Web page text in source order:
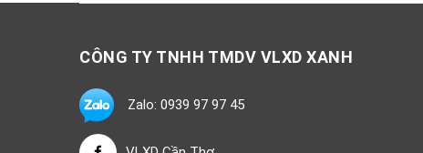
CÔNG TY TNHH TMDV VLXD XANH
Zalo: 0939 97 97 45